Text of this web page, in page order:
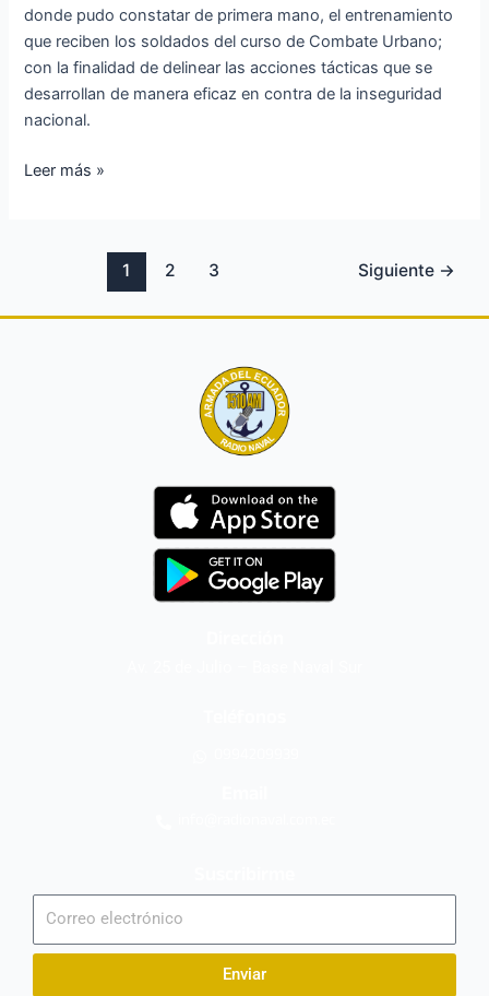
donde pudo constatar de primera mano, el entrenamiento
que reciben los soldados del curso de Combate Urbano;
con la finalidad de delinear las acciones tácticas que se
desarrollan de manera eficaz en contra de la inseguridad
nacional.
Ejército
Leer más »
1 2 3 Siguiente →
Enviar